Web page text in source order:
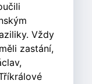
Vždy
zastání,